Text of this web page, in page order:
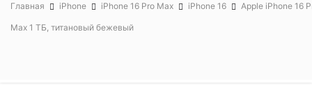
Главная iPhone iPhone 16 Pro Max iPhone 16 Apple iPhone 16
Max 1 ТБ, титановый бежевый